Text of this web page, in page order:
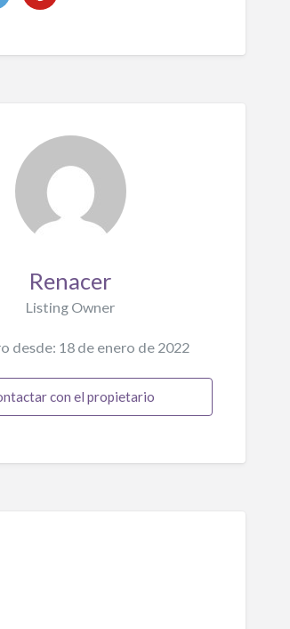
Renacer
Listing Owner
desde: 18 de enero de 2022
con el propietario